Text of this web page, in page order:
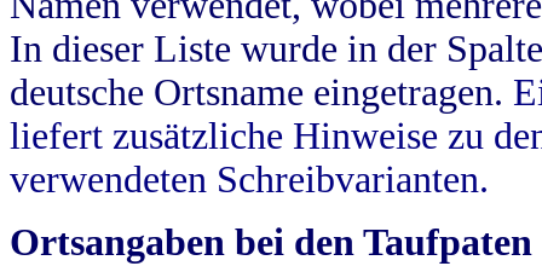
In dieser Liste wurde in der
deutsche Ortsname eingetragen.
liefert zusätzliche Hinweise zu
verwendeten Schreibvarianten.
Ortsangaben bei den Taufpaten